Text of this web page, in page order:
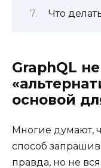
Что
GraphQL
основой
Многие думают,
способ
правда, но не